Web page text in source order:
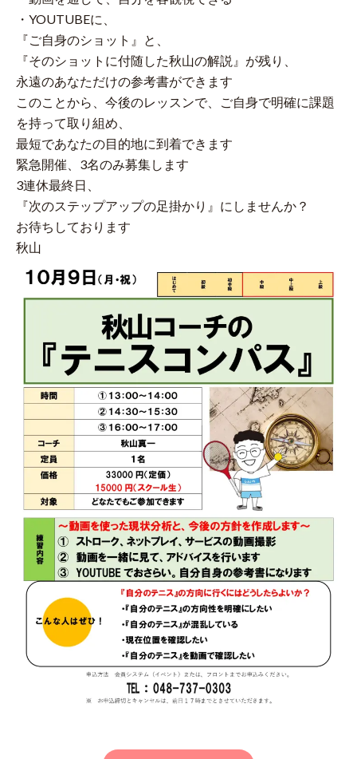
・YOUTUBEに、
『ご自身のショット』と、
『そのショットに付随した秋山の解説』が残り、
永遠のあなただけの参考書ができます
このことから、今後のレッスンで、ご自身で明確に課題
を持って取り組め、
最短であなたの目的地に到着できます
緊急開催、3名のみ募集します
3連休最終日、
『次のステップアップの足掛かり』にしませんか？
お待ちしております
秋山